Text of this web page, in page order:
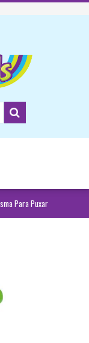
Para Puxar